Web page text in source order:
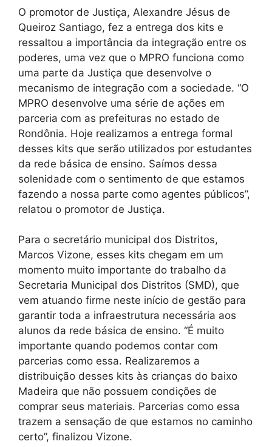
O promotor de Justiça, Alexandre Jésus de
Queiroz Santiago, fez a entrega dos kits e
ressaltou a importância da integração entre os
poderes, uma vez que o MPRO funciona como
uma parte da Justiça que desenvolve o
mecanismo de integração com a sociedade. “O
MPRO desenvolve uma série de ações em
parceria com as prefeituras no estado de
Rondônia. Hoje realizamos a entrega formal
desses kits que serão utilizados por estudantes
da rede básica de ensino. Saímos dessa
solenidade com o sentimento de que estamos
fazendo a nossa parte como agentes públicos”,
relatou o promotor de Justiça.
Para o secretário municipal dos Distritos,
Marcos Vizone, esses kits chegam em um
momento muito importante do trabalho da
Secretaria Municipal dos Distritos (SMD), que
vem atuando firme neste início de gestão para
garantir toda a infraestrutura necessária aos
alunos da rede básica de ensino. “É muito
importante quando podemos contar com
parcerias como essa. Realizaremos a
distribuição desses kits às crianças do baixo
Madeira que não possuem condições de
comprar seus materiais. Parcerias como essa
trazem a sensação de que estamos no caminho
certo”, finalizou Vizone.